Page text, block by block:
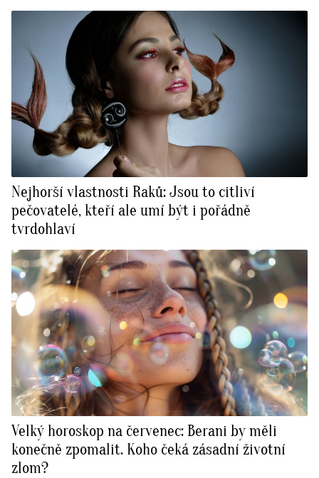
Nejhorší vlastnosti Raků: Jsou to citliví
pečovatelé, kteří ale umí být i pořádně
tvrdohlaví
Velký horoskop na červenec: Berani by měli
konečně zpomalit. Koho čeká zásadní životní
zlom?